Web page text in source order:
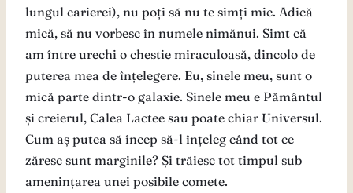
lungul carierei), nu poți să nu te simți mic. Adică
mică, să nu vorbesc în numele nimănui. Simt că
am între urechi o chestie miraculoasă, dincolo de
puterea mea de înțelegere. Eu, sinele meu, sunt o
mică parte dintr-o galaxie. Sinele meu e Pământul
și creierul, Calea Lactee sau poate chiar Universul.
Cum aș putea să încep să-l înțeleg când tot ce
zăresc sunt marginile? Și trăiesc tot timpul sub
amenințarea unei posibile comete.